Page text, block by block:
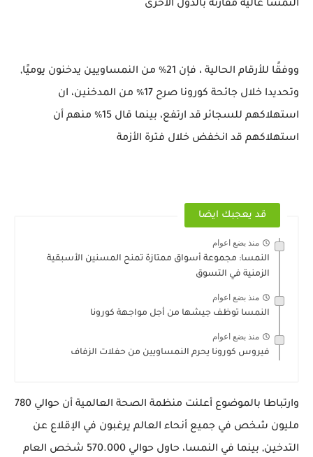
النمسا عالية مقارنة بالدول الأخرى
ووفقًا للأرقام الحالية ، فإن 21٪ من النمساويين يدخنون يوميًا,
وتحديدا خلال جائحة كورونا صرح 17٪ من المدخنين، ان
استهلاكهم للسجائر قد ارتفع، بينما قال 15٪ منهم أن
استهلاكهم قد انخفض خلال فترة الأزمة
قد يعجبك ايضا
منذ بضع اعوام
النمسا: مجموعة أسواق ممتازة تمنح المسنين الأسبقية
الزمنية في التسوق
منذ بضع اعوام
النمسا توظف جيشها من أجل مواجهة كورونا
منذ بضع اعوام
فيروس كورونا يحرم النمساويين من حفلات الزفاف
وارتباطا بالموضوع أعلنت منظمة الصحة العالمية أن حوالي 780
مليون شخص في جميع أنحاء العالم يرغبون في الإقلاع عن
التدخين, بينما في النمسا، حاول حوالي 570.000 شخص العام